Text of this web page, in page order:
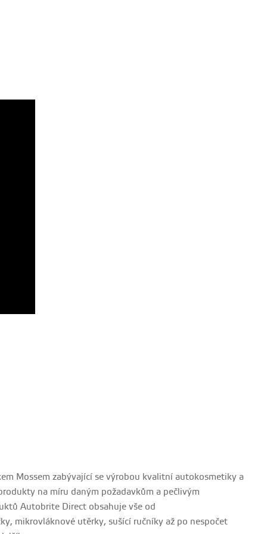
Mossem zabývající se výrobou kvalitní autokosmetiky a
na míru daným požadavkům a pečlivým
Autobrite Direct obsahuje vše od
mikrovláknové utěrky, sušící ručníky až po nespočet